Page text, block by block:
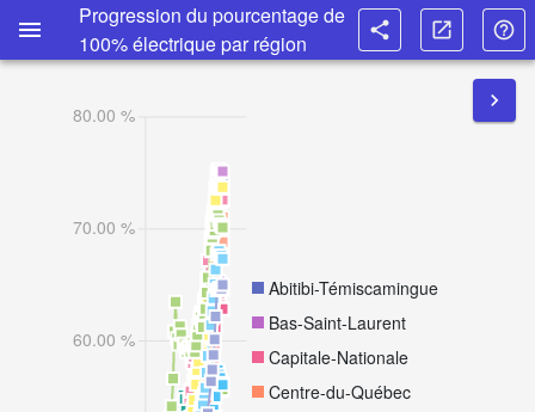
menu
Progression du pourcentage de
100% électrique par région
share open_in_new help_outline
Distribution
chevron_right
Abitibi-Témiscamingue
Bas-Saint-Laurent
Capitale-Nationale
Centre-du-Québec
60.00 %
70.00 %
80.00 %